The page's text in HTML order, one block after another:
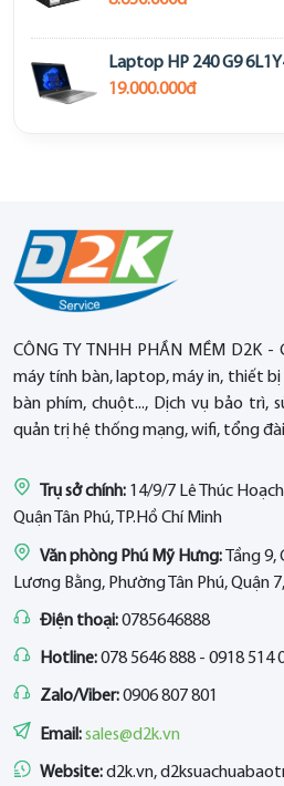
Laptop HP 240 G9
19.000.000đ
CÔNG TY TNHH PHẦN MỀM D2K -
máy tính bàn, laptop, máy in, thiết bị
bàn phím, chuột..., Dịch vụ bảo trì,
quản trị hệ thống mạng, wifi, tổng
Trụ sở chính: 14/9/7 Lê Thúc
Quận Tân Phú, TP.Hồ Chí Minh
Văn phòng Phú Mỹ Hưng:Tầng 9,
Lương Bằng, Phường Tân Phú, Quận 7,
Điện thoại:0785646888
Hotline:078 5646 888 - 0918 514
Zalo/Viber:0906 807 801
Email:sales@d2k.vn
Website:d2k.vn,